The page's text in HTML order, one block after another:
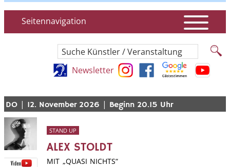
Seitennavigation
Suche Künstler / Veranstaltung
Newsletter
DO | 12. November 2026 | Beginn 20.15 Uhr
STAND UP
ALEX STOLDT
MIT „QUASI NICHTS“